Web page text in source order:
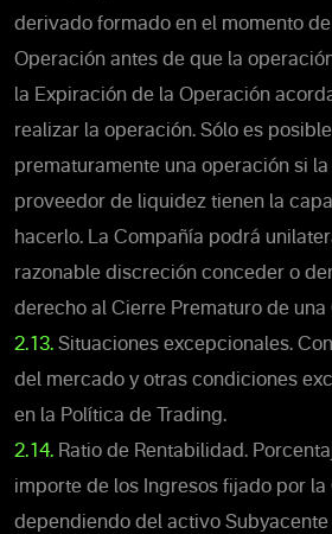
derivado formado en el momento
Operación antes de que la
la Expiración de la Operación
realizar la operación. Sólo es
prematuramente una operación si
proveedor de liquidez tienen la
hacerlo. La Compañía podrá
razonable discreción conceder o
derecho al Cierre Prematuro de una
2.13. Situaciones excepcionales.
del mercado y otras condiciones
en la Política de Trading.
2.14. Ratio de Rentabilidad.
importe de los Ingresos fijado por la
dependiendo del activo